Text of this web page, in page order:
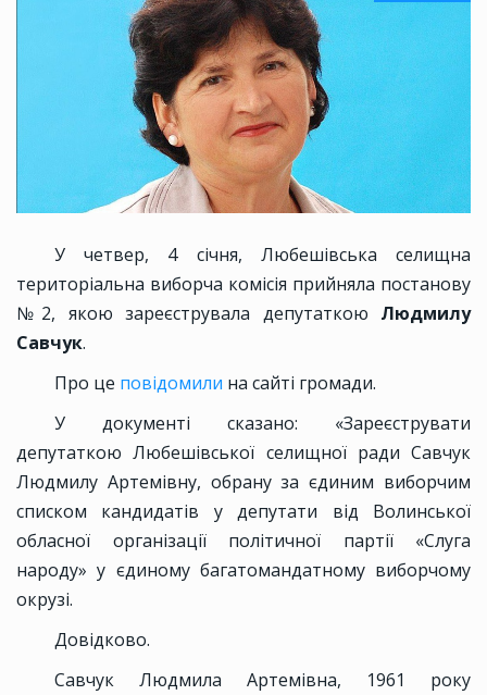
У четвер, 4 січня, Любешівська селищна
територіальна виборча комісія прийняла постанову
№2, якою зареєструвала депутаткою Людмилу
Савчук.
Про це повідомили на сайті громади.
У документі сказано: «Зареєструвати
депутаткою Любешівської селищної ради Савчук
Людмилу Артемівну, обрану за єдиним виборчим
списком кандидатів у депутати від Волинської
обласної організації політичної партії «Слуга
народу» у єдиному багатомандатному виборчому
окрузі.
Довідково.
Савчук Людмила Артемівна, 1961 року